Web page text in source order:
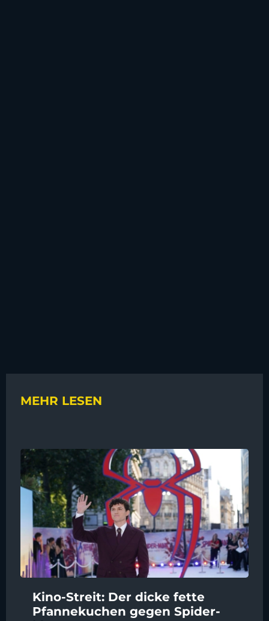
MEHR LESEN
Kino-Streit: Der dicke fette
Pfannekuchen gegen Spider-